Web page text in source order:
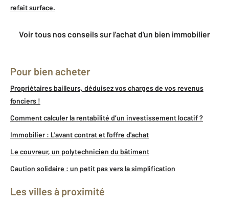
refait surface.
Voir tous nos conseils sur l'achat d'un bien immobilier
Pour bien acheter
Propriétaires bailleurs, déduisez vos charges de vos revenus
fonciers !
Comment calculer la rentabilité d’un investissement locatif ?
Immobilier : L'avant contrat et l'offre d'achat
Le couvreur, un polytechnicien du bâtiment
Caution solidaire : un petit pas vers la simplification
Les villes à proximité